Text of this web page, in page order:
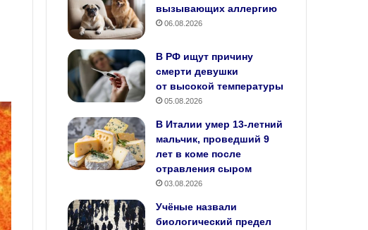
вызывающих аллергию
06.08.2026
В РФ ищут причину
смерти девушки
от высокой температуры
05.08.2026
В Италии умер 13-летний
мальчик, проведший 9
лет в коме после
отравления сыром
03.08.2026
Учёные назвали
биологический предел